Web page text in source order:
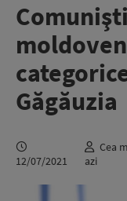
Găgăuzia
12/07/2021
Cea
azi